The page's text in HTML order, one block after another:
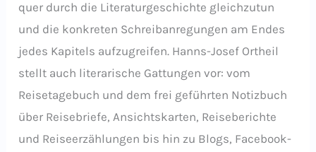
quer durch die Literaturgeschichte gleichzutun
und die konkreten Schreibanregungen am Endes
jedes Kapitels aufzugreifen. Hanns-Josef Ortheil
stellt auch literarische Gattungen vor: vom
Reisetagebuch und dem frei geführten Notizbuch
über Reisebriefe, Ansichtskarten, Reiseberichte
und Reiseerzählungen bis hin zu Blogs, Facebook-